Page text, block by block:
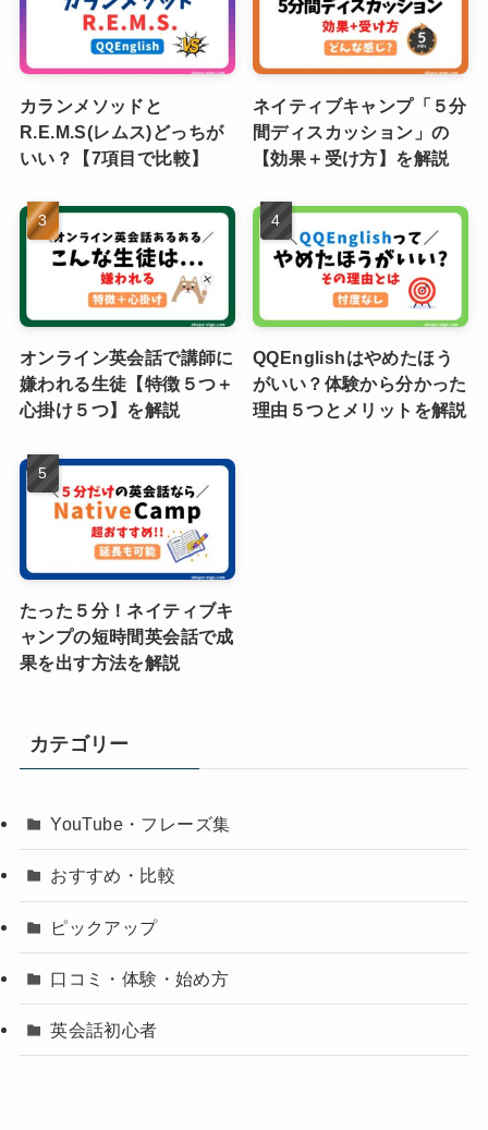
カランメソッドと
R.E.M.S(レムス)どっちが
いい？【7項目で比較】
ネイティブキャンプ「５分
間ディスカッション」の
【効果＋受け方】を解説
オンライン英会話で講師に
嫌われる生徒【特徴５つ＋
心掛け５つ】を解説
QQEnglishはやめたほう
がいい？体験から分かった
理由５つとメリットを解説
たった５分！ネイティブキ
ャンプの短時間英会話で成
果を出す方法を解説
カテゴリー
YouTube・フレーズ集
おすすめ・比較
ピックアップ
口コミ・体験・始め方
英会話初心者